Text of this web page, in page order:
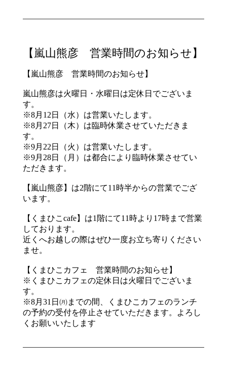
【嵐山熊彦 営業時間のお知らせ】
【嵐山熊彦 営業時間のお知らせ】
嵐山熊彦は火曜日・水曜日は定休日でございま
す。
※8月12日（水）は営業いたします。
※8月27日（木）は臨時休業させていただきま
す。
※9月22日（火）は営業いたします。
※9月28日（月）は都合により臨時休業させてい
ただきます。
【嵐山熊彦】は2階にて11時半からの営業でござ
います。
【くまひこcafe】は1階にて11時より17時まで営業
しております。
近くへお越しの際はぜひ一度お立ち寄りください
ませ。
【くまひこカフェ 営業時間のお知らせ】
※くまひこカフェの定休日は火曜日でございま
す。
※8月31日㈪までの間、くまひこカフェのランチ
の予約の受付を停止させていただきます。よろし
くお願いいたします